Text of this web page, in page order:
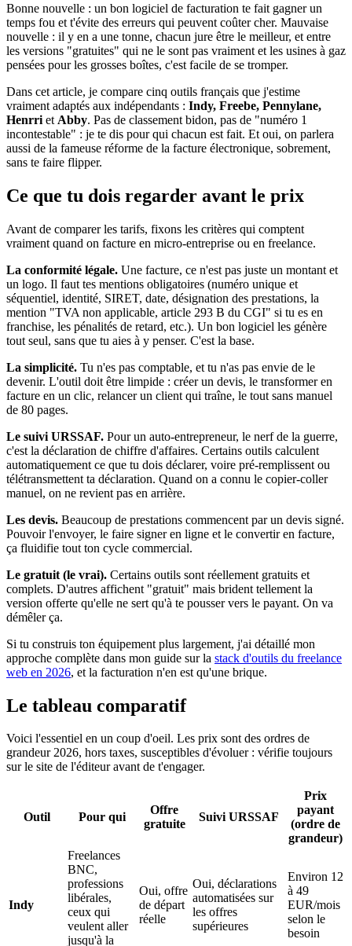
Bonne nouvelle : un bon logiciel de facturation te fait gagner un
temps fou et t'évite des erreurs qui peuvent coûter cher. Mauvaise
nouvelle : il y en a une tonne, chacun jure être le meilleur, et entre
les versions "gratuites" qui ne le sont pas vraiment et les usines à gaz
pensées pour les grosses boîtes, c'est facile de se tromper.
Dans cet article, je compare cinq outils français que j'estime
vraiment adaptés aux indépendants : Indy, Freebe, Pennylane,
Henrri et Abby. Pas de classement bidon, pas de "numéro 1
incontestable" : je te dis pour qui chacun est fait. Et oui, on parlera
aussi de la fameuse réforme de la facture électronique, sobrement,
sans te faire flipper.
Ce que tu dois regarder avant le prix
Avant de comparer les tarifs, fixons les critères qui comptent
vraiment quand on facture en micro-entreprise ou en freelance.
La conformité légale. Une facture, ce n'est pas juste un montant et
un logo. Il faut tes mentions obligatoires (numéro unique et
séquentiel, identité, SIRET, date, désignation des prestations, la
mention "TVA non applicable, article 293 B du CGI" si tu es en
franchise, les pénalités de retard, etc.). Un bon logiciel les génère
tout seul, sans que tu aies à y penser. C'est la base.
La simplicité. Tu n'es pas comptable, et tu n'as pas envie de le
devenir. L'outil doit être limpide : créer un devis, le transformer en
facture en un clic, relancer un client qui traîne, le tout sans manuel
de 80 pages.
Le suivi URSSAF. Pour un auto-entrepreneur, le nerf de la guerre,
c'est la déclaration de chiffre d'affaires. Certains outils calculent
automatiquement ce que tu dois déclarer, voire pré-remplissent ou
télétransmettent ta déclaration. Quand on a connu le copier-coller
manuel, on ne revient pas en arrière.
Les devis. Beaucoup de prestations commencent par un devis signé.
Pouvoir l'envoyer, le faire signer en ligne et le convertir en facture,
ça fluidifie tout ton cycle commercial.
Le gratuit (le vrai). Certains outils sont réellement gratuits et
complets. D'autres affichent "gratuit" mais brident tellement la
version offerte qu'elle ne sert qu'à te pousser vers le payant. On va
démêler ça.
Si tu construis ton équipement plus largement, j'ai détaillé mon
approche complète dans mon guide sur la stack d'outils du freelance
web en 2026, et la facturation n'en est qu'une brique.
Le tableau comparatif
Voici l'essentiel en un coup d'oeil. Les prix sont des ordres de
grandeur 2026, hors taxes, susceptibles d'évoluer : vérifie toujours
sur le site de l'éditeur avant de t'engager.
Outil Pour qui
Offre
gratuite
Suivi URSSAF
Prix
payant
(ordre de
grandeur)
Indy
Freelances
BNC,
professions
libérales,
ceux qui
veulent aller
jusqu'à la
Oui, offre
de départ
réelle
Oui, déclarations
automatisées sur
les offres
supérieures
Environ 12
à 49
EUR/mois
selon le
besoin